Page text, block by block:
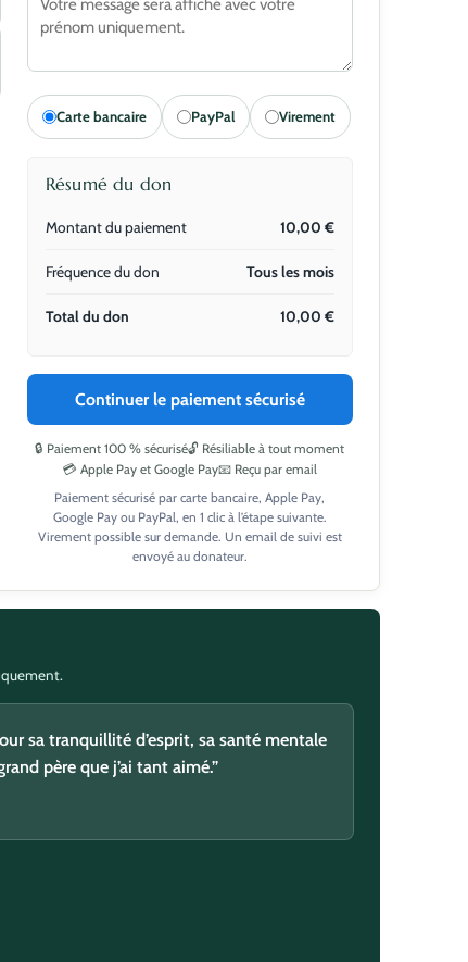
Carte bancaire PayPal Virement
Résumé du don
Montant du paiement 10,00 €
Fréquence du don Tous les mois
Total du don 10,00 €
Continuer le paiement sécurisé
🔒 Paiement 100 % sécurisé🔓 Résiliable à tout moment
💳 Apple Pay et Google Pay📧 Reçu par email
Paiement sécurisé par carte bancaire, Apple Pay,
Google Pay ou PayPal, en 1 clic à l’étape suivante.
Virement possible sur demande. Un email de suivi est
envoyé au donateur.
sa tranquillité d’esprit, sa santé mentale
père que j’ai tant aimé.”
de ma maman Yamina et du papa de ma
malades.”